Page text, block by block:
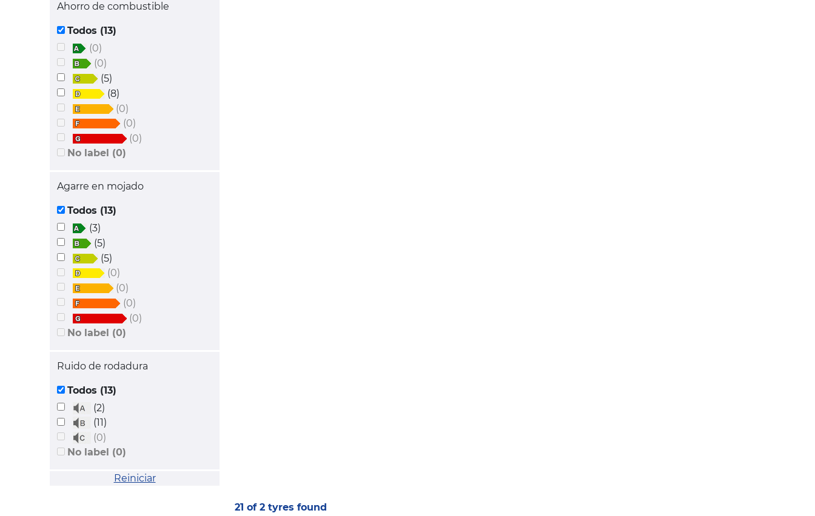
Ahorro de combustible
Todos (13)
(0)
(0)
(5)
(8)
(0)
(0)
(0)
No label (0)
Agarre en mojado
Todos (13)
(3)
(5)
(5)
(0)
(0)
(0)
(0)
No label (0)
Ruido de rodadura
Todos (13)
(2)
(11)
(0)
No label (0)
Reiniciar
21 of 2 tyres found